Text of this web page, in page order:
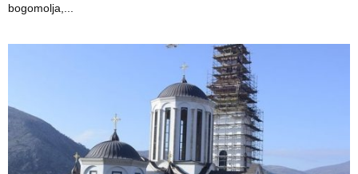
bogomolja,...